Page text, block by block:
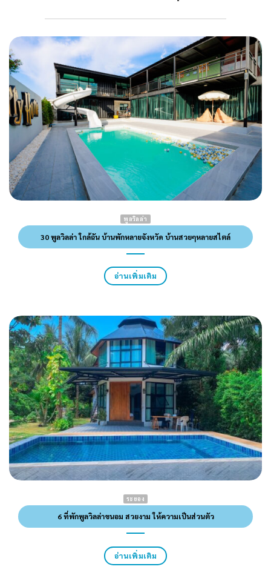
พูลวิลล่า
30 พูลวิลล่า ใกล้ฉัน บ้านพักหลายจังหวัด บ้านสวยๆหลายสไตล์
อ่านเพิ่มเติม
ระยอง
6 ที่พักพูลวิลล่าขนอม สวยงาม ให้ความเป็นส่วนตัว
อ่านเพิ่มเติม